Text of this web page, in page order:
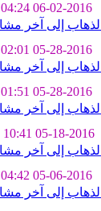
06-02-2016
04:24 PM
05-28-2016
02:01 PM
05-28-2016
01:51 PM
05-18-2016
10:41 AM
05-06-2016
04:42 PM